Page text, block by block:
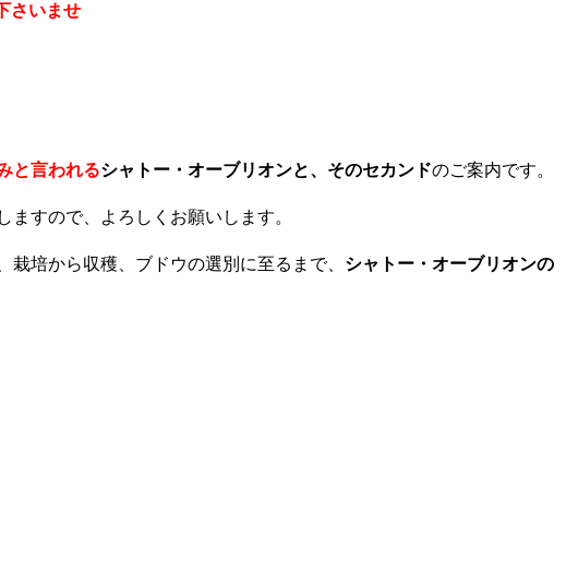
さいませ
と言われるシャトー・オーブリオンと、そのセカンドのご案内です。
すので、よろしくお願いします。
培から収穫、ブドウの選別に至るまで、 シャトー・オーブリオンの